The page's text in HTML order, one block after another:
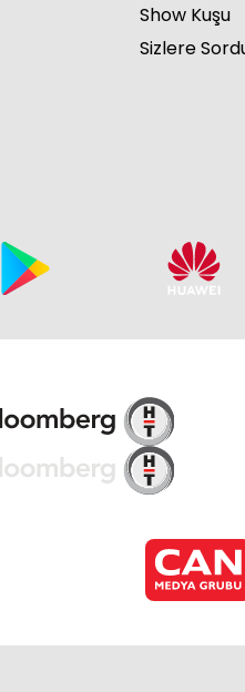
Show Kuşu
Sizlere